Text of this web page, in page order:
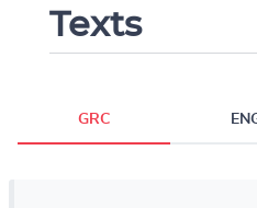
Texts
GRC